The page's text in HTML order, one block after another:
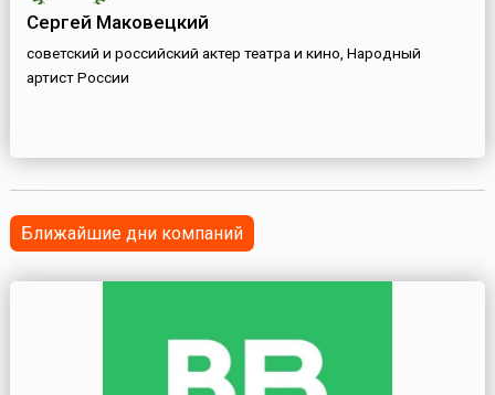
Сергей Маковецкий
советский и российский актер театра и кино, Народный
артист России
Ближайшие дни компаний